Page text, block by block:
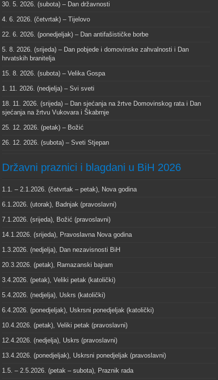
30. 5. 2026. (subota) – Dan državnosti
4. 6. 2026. (četvrtak) – Tijelovo
22. 6. 2026. (ponedjeljak) – Dan antifašističke borbe
5. 8. 2026. (srijeda) – Dan pobjede i domovinske zahvalnosti i Dan
hrvatskih branitelja
15. 8. 2026. (subota) – Velika Gospa
1. 11. 2026. (nedjelja) – Svi sveti
18. 11. 2026. (srijeda) – Dan sjećanja na žrtve Domovinskog rata i Dan
sjećanja na žrtvu Vukovara i Škabrnje
25. 12. 2026. (petak) – Božić
26. 12. 2026. (subota) – Sveti Stjepan
Državni praznici i blagdani u BiH 2026
1.1. – 2.1.2026. (četvrtak – petak), Nova godina
6.1.2026. (utorak), Badnjak (pravoslavni)
7.1.2026. (srijeda), Božić (pravoslavni)
14.1.2026. (srijeda), Pravoslavna Nova godina
1.3.2026. (nedjelja), Dan nezavisnosti BiH
20.3.2026. (petak), Ramazanski bajram
3.4.2026. (petak), Veliki petak (katolički)
5.4.2026. (nedjelja), Uskrs (katolički)
6.4.2026. (ponedjeljak), Uskrsni ponedjeljak (katolički)
10.4.2026. (petak), Veliki petak (pravoslavni)
12.4.2026. (nedjelja), Uskrs (pravoslavni)
13.4.2026. (ponedjeljak), Uskrsni ponedjeljak (pravoslavni)
1.5. – 2.5.2026. (petak – subota), Praznik rada